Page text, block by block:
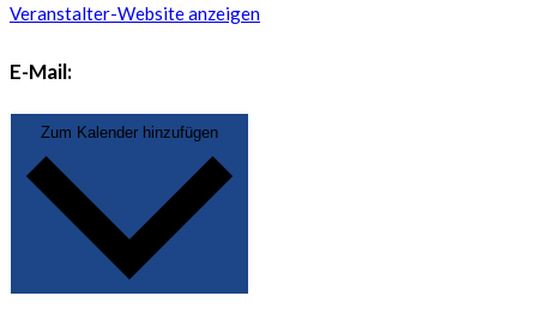
Veranstalter-Website anzeigen
E-Mail: